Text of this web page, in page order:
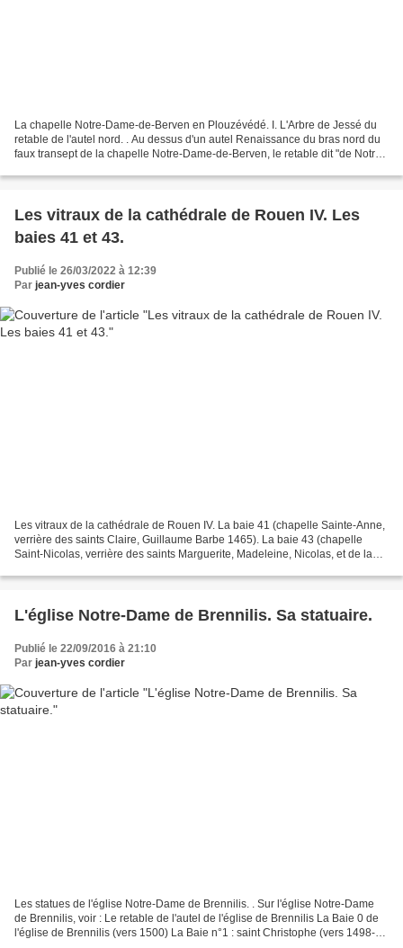
La chapelle Notre-Dame-de-Berven en Plouzévédé. I. L'Arbre de Jessé du
retable de l'autel nord. . Au dessus d'un autel Renaissance du bras nord du
faux transept de la chapelle Notre-Dame-de-Berven, le retable dit "de Notre-
Les vitraux de la cathédrale de Rouen IV. Les
baies 41 et 43.
Publié le 26/03/2022 à 12:39
Par jean-yves cordier
Les vitraux de la cathédrale de Rouen IV. La baie 41 (chapelle Sainte-Anne,
verrière des saints Claire, Guillaume Barbe 1465). La baie 43 (chapelle
Saint-Nicolas, verrière des saints Marguerite, Madeleine, Nicolas, et de la
L'église Notre-Dame de Brennilis. Sa statuaire.
Publié le 22/09/2016 à 21:10
Par jean-yves cordier
Les statues de l'église Notre-Dame de Brennilis. . Sur l'église Notre-Dame
de Brennilis, voir : Le retable de l'autel de l'église de Brennilis La Baie 0 de
l'église de Brennilis (vers 1500) La Baie n°1 : saint Christophe (vers 1498-